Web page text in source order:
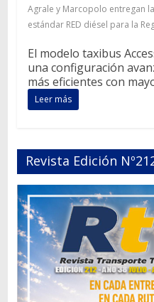
Agrale y Marcopolo entregan
estándar RED diésel para la
El modelo taxibus
una configuración
más eficientes con
Leer más
Revista Edición